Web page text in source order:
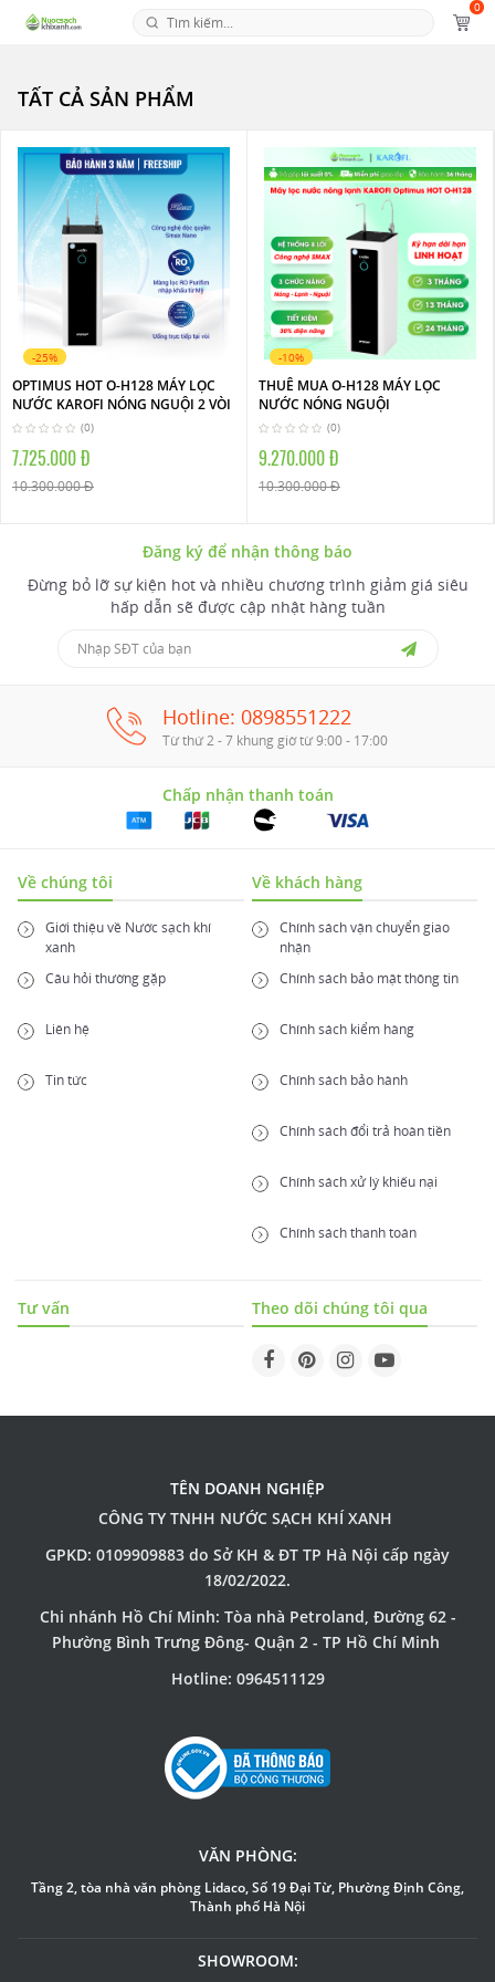
0
TẤT CẢ SẢN PHẨM
-25%
OPTIMUS HOT O-H128 MÁY LỌC
NƯỚC KAROFI NÓNG NGUỘI 2 VÒI
(0)
7.725.000 Đ
10.300.000 Đ
-10%
THUÊ MUA O-H128 MÁY LỌC
NƯỚC NÓNG NGUỘI
(0)
9.270.000 Đ
10.300.000 Đ
Đăng ký để nhận thông báo
Đừng bỏ lỡ sự kiện hot và nhiều chương trình giảm giá siêu
hấp dẫn sẽ được cập nhật hàng tuần
Hotline: 0898551222
Từ thứ 2 - 7 khung giờ từ 9:00 - 17:00
Chấp nhận thanh toán
Về chúng tôi
Giới thiệu về Nước sạch khí
xanh
Câu hỏi thường gặp
Liên hệ
Tin tức
Về khách hàng
Chính sách vận chuyển giao
nhận
Chính sách bảo mật thông tin
Chính sách kiểm hàng
Chính sách bảo hành
Chính sách đổi trả hoàn tiền
Chính sách xử lý khiếu nại
Chính sách thanh toán
Tư vấn Theo dõi chúng tôi qua
TÊN DOANH NGHIỆP
CÔNG TY TNHH NƯỚC SẠCH KHÍ XANH
GPKD: 0109909883 do Sở KH & ĐT TP Hà Nội cấp ngày
18/02/2022.
Chi nhánh Hồ Chí Minh: Tòa nhà Petroland, Đường 62 -
Phường Bình Trưng Đông- Quận 2 - TP Hồ Chí Minh
Hotline: 0964511129
VĂN PHÒNG:
Tầng 2, tòa nhà văn phòng Lidaco, Số 19 Đại Từ, Phường Định Công,
Thành phố Hà Nội
SHOWROOM: